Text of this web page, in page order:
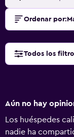
Ordenar por:
Todos los
Aún no hay
Los huéspedes
nadie ha